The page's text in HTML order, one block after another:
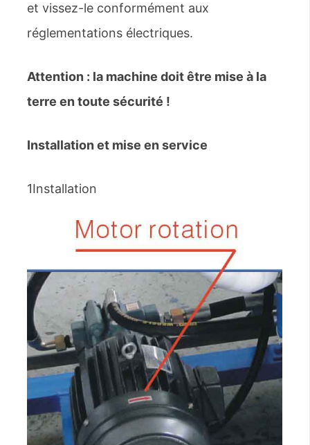
et vissez-le conformément aux
réglementations électriques.
Attention : la machine doit être mise à la
terre en toute sécurité !
Installation et mise en service
1Installation